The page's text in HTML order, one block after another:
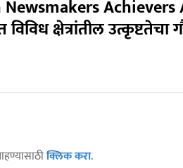
Newsmakers Achievers
क्षेत्रांतील उत्कृष्टतेचा
क्लिक करा.